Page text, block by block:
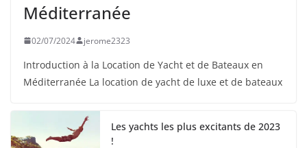
Méditerranée
02/07/2024 jerome2323
Introduction à la Location de Yacht et de Bateaux en
Méditerranée La location de yacht de luxe et de bateaux
Les yachts les plus excitants de 2023
!